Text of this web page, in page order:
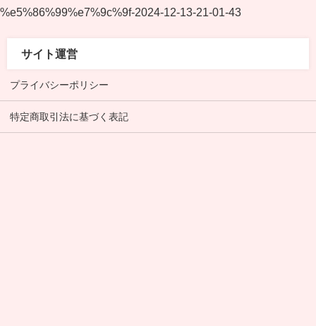
%e5%86%99%e7%9c%9f-2024-12-13-21-01-43
サイト運営
プライバシーポリシー
特定商取引法に基づく表記